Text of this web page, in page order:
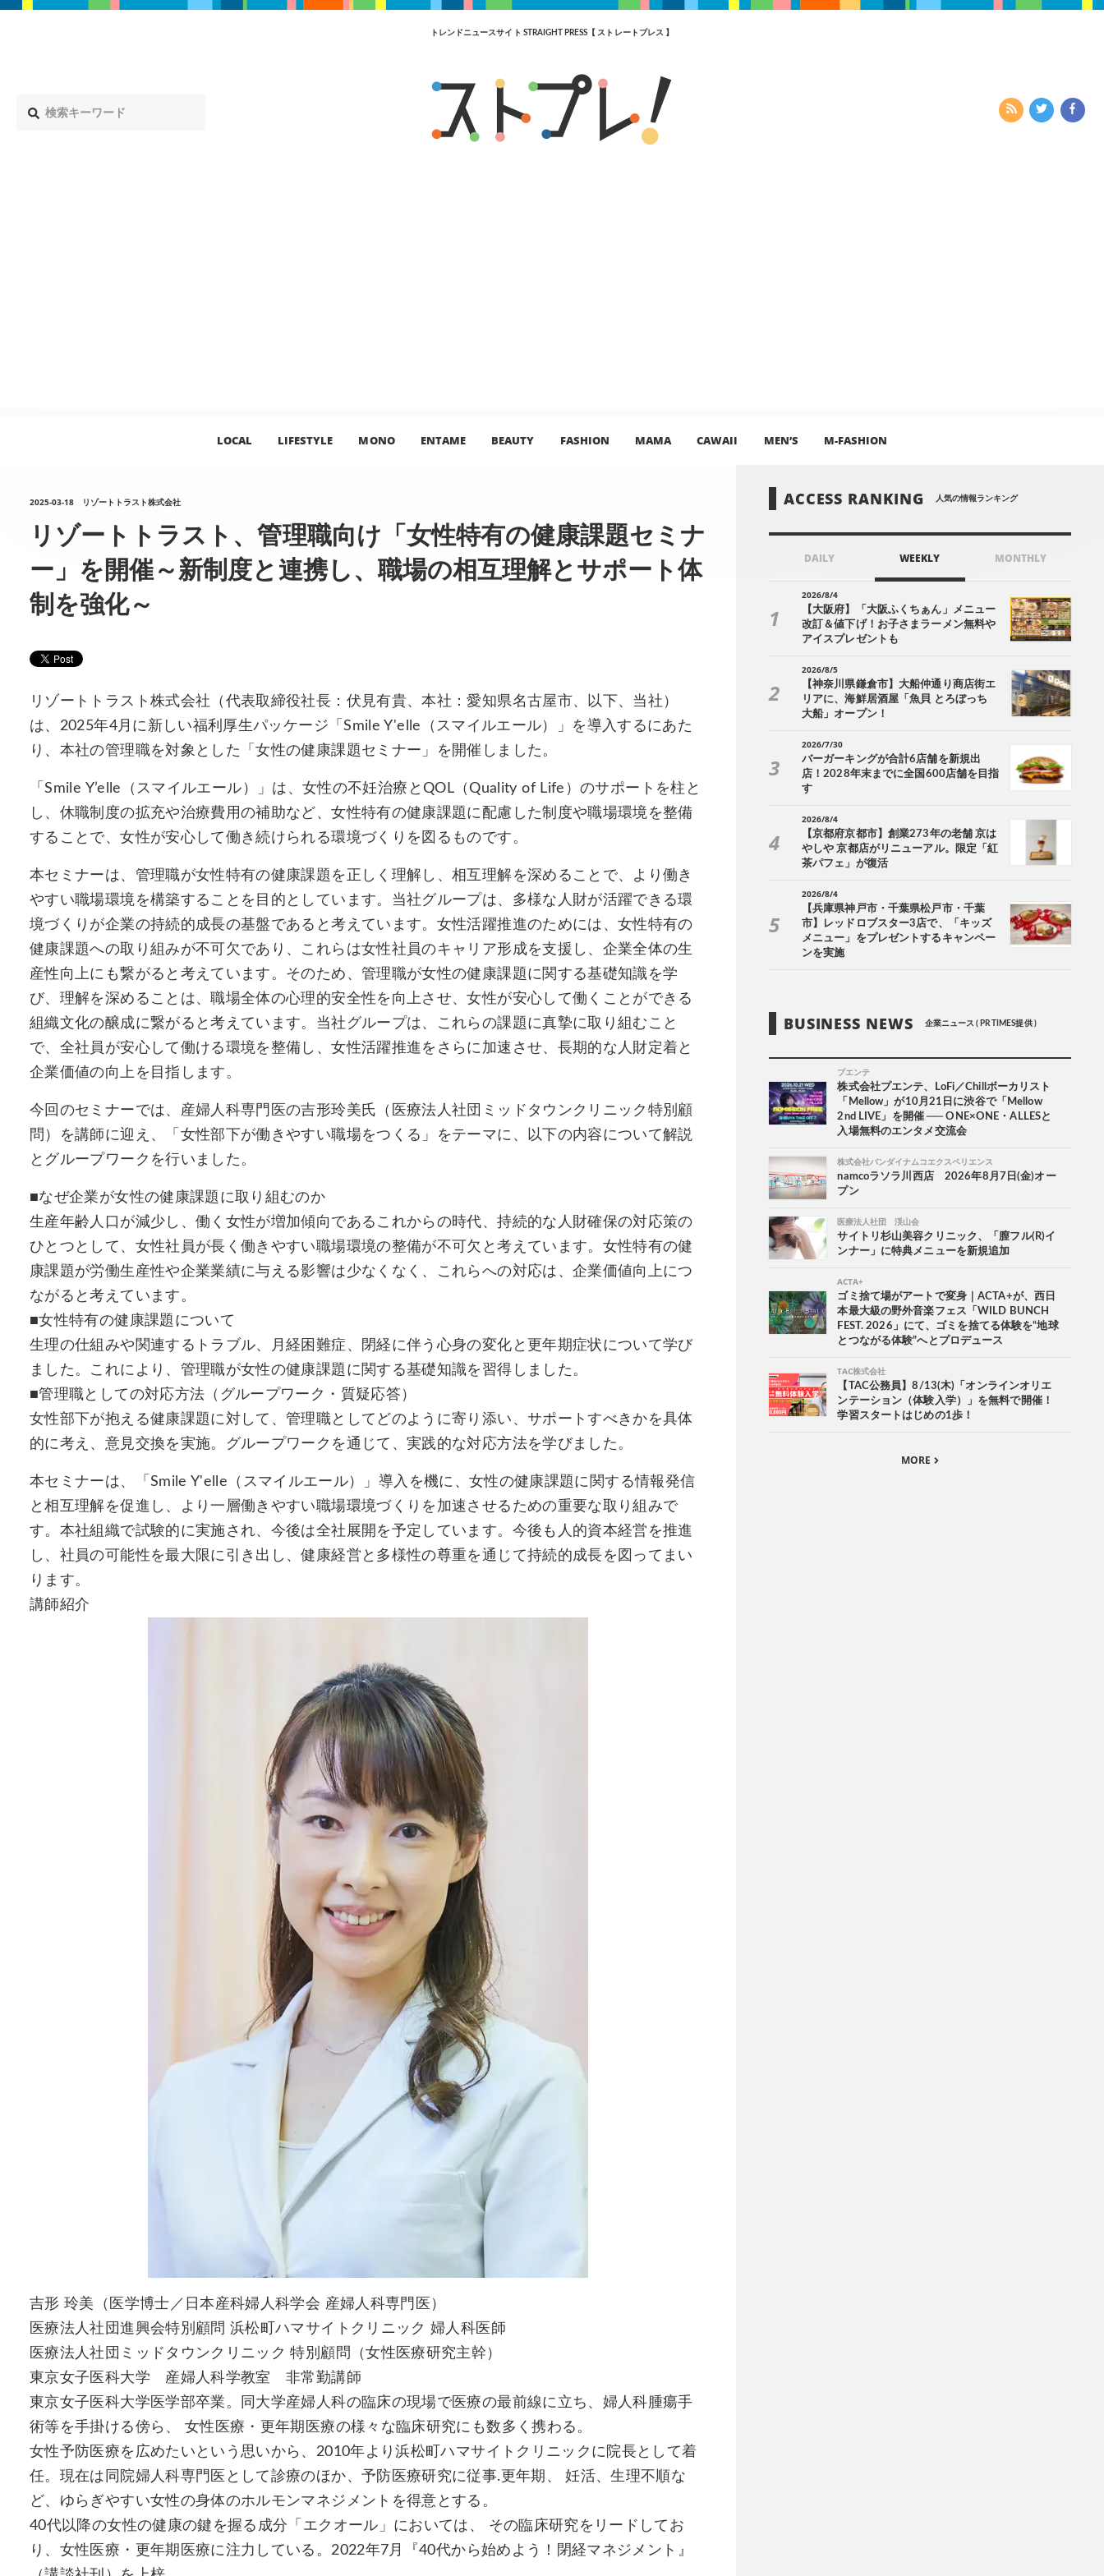
トレンドニュースサイト STRAIGHT PRESS【 ストレートプレス 】
LOCAL LIFESTYLE MONO ENTAME BEAUTY FASHION MAMA CAWAII MEN’S M-FASHION
2025-03-18 リゾートトラスト株式会社
リゾートトラスト、管理職向け「女性特有の健康課題セミナ
ー」を開催～新制度と連携し、職場の相互理解とサポート体
制を強化～
リゾートトラスト株式会社（代表取締役社長：伏見有貴、本社：愛知県名古屋市、以下、当社）
は、2025年4月に新しい福利厚生パッケージ「Smile Y'elle（スマイルエール）」を導入するにあた
り、本社の管理職を対象とした「女性の健康課題セミナー」を開催しました。
「Smile Y’elle（スマイルエール）」は、女性の不妊治療とQOL（Quality of Life）のサポートを柱と
し、休職制度の拡充や治療費用の補助など、女性特有の健康課題に配慮した制度や職場環境を整備
することで、女性が安心して働き続けられる環境づくりを図るものです。
本セミナーは、管理職が女性特有の健康課題を正しく理解し、相互理解を深めることで、より働き
やすい職場環境を構築することを目的としています。当社グループは、多様な人財が活躍できる環
境づくりが企業の持続的成長の基盤であると考えています。女性活躍推進のためには、女性特有の
健康課題への取り組みが不可欠であり、これらは女性社員のキャリア形成を支援し、企業全体の生
産性向上にも繋がると考えています。そのため、管理職が女性の健康課題に関する基礎知識を学
び、理解を深めることは、職場全体の心理的安全性を向上させ、女性が安心して働くことができる
組織文化の醸成に繋がると考えています。当社グループは、これらの課題に真摯に取り組むこと
で、全社員が安心して働ける環境を整備し、女性活躍推進をさらに加速させ、長期的な人財定着と
企業価値の向上を目指します。
今回のセミナーでは、産婦人科専門医の吉形玲美氏（医療法人社団ミッドタウンクリニック特別顧
問）を講師に迎え、「女性部下が働きやすい職場をつくる」をテーマに、以下の内容について解説
とグループワークを行いました。
■なぜ企業が女性の健康課題に取り組むのか
生産年齢人口が減少し、働く女性が増加傾向であるこれからの時代、持続的な人財確保の対応策の
ひとつとして、女性社員が長く働きやすい職場環境の整備が不可欠と考えています。女性特有の健
康課題が労働生産性や企業業績に与える影響は少なくなく、これらへの対応は、企業価値向上につ
ながると考えています。
■女性特有の健康課題について
生理の仕組みや関連するトラブル、月経困難症、閉経に伴う心身の変化と更年期症状について学び
ました。これにより、管理職が女性の健康課題に関する基礎知識を習得しました。
■管理職としての対応方法（グループワーク・質疑応答）
女性部下が抱える健康課題に対して、管理職としてどのように寄り添い、サポートすべきかを具体
的に考え、意見交換を実施。グループワークを通じて、実践的な対応方法を学びました。
本セミナーは、「Smile Y'elle（スマイルエール）」導入を機に、女性の健康課題に関する情報発信
と相互理解を促進し、より一層働きやすい職場環境づくりを加速させるための重要な取り組みで
す。本社組織で試験的に実施され、今後は全社展開を予定しています。今後も人的資本経営を推進
し、社員の可能性を最大限に引き出し、健康経営と多様性の尊重を通じて持続的成長を図ってまい
ります。
講師紹介
吉形 玲美（医学博士／日本産科婦人科学会 産婦人科専門医）
医療法人社団進興会特別顧問 浜松町ハマサイトクリニック 婦人科医師
医療法人社団ミッドタウンクリニック 特別顧問（女性医療研究主幹）
東京女子医科大学 産婦人科学教室 非常勤講師
東京女子医科大学医学部卒業。同大学産婦人科の臨床の現場で医療の最前線に立ち、婦人科腫瘍手
術等を手掛ける傍ら、 女性医療・更年期医療の様々な臨床研究にも数多く携わる。
女性予防医療を広めたいという思いから、2010年より浜松町ハマサイトクリニックに院長として着
任。現在は同院婦人科専門医として診療のほか、予防医療研究に従事.更年期、 妊活、生理不順な
ど、ゆらぎやすい女性の身体のホルモンマネジメントを得意とする。
40代以降の女性の健康の鍵を握る成分「エクオール」においては、 その臨床研究をリードしてお
り、女性医療・更年期医療に注力している。2022年7月『40代から始めよう！閉経マネジメント』
ACCESS RANKING 人気の情報ランキング
DAILY WEEKLY MONTHLY
2026/8/4
【大阪府】「大阪ふくちぁん」メニュー
改訂＆値下げ！お子さまラーメン無料や
アイスプレゼントも
2026/8/5
【神奈川県鎌倉市】大船仲通り商店街エ
リアに、海鮮居酒屋「魚貝 とろぼっち
大船」オープン！
2026/7/30
バーガーキングが合計6店舗を新規出
店！2028年末までに全国600店舗を目指
す
2026/8/4
【京都府京都市】創業273年の老舗 京は
やしや 京都店がリニューアル。限定「紅
茶パフェ」が復活
2026/8/4
【兵庫県神戸市・千葉県松戸市・千葉
市】レッドロブスター3店で、「キッズ
メニュー」をプレゼントするキャンペー
ンを実施
BUSINESS NEWS 企業ニュース ( PR TIMES提供 )
プエンテ
株式会社プエンテ、LoFi／Chillボーカリスト
「Mellow」が10月21日に渋谷で「Mellow
2nd LIVE」を開催 ── ONE×ONE・ALLESと
入場無料のエンタメ交流会
株式会社バンダイナムコエクスペリエンス
namcoラソラ川西店 2026年8月7日(金)オー
プン
医療法人社団 渓山会
サイトリ杉山美容クリニック、「膣フル(R)イ
ンナー」に特典メニューを新規追加
ACTA+
ゴミ捨て場がアートで変身｜ACTA+が、西日
本最大級の野外音楽フェス「WILD BUNCH
FEST. 2026」にて、ゴミを捨てる体験を“地球
とつながる体験”へとプロデュース
TAC株式会社
【TAC公務員】8/13(木)「オンラインオリエ
ンテーション（体験入学）」を無料で開催！
学習スタートはじめの1歩！
MORE